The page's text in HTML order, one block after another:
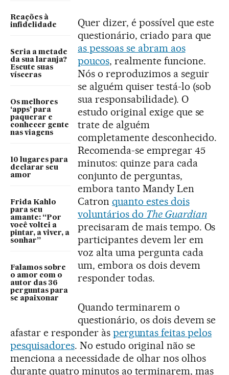
Reações à
infidelidade
Seria a metade
da sua laranja?
Escute suas
vísceras
Os melhores
‘apps’ para
paquerar e
conhecer gente
nas viagens
10 lugares para
declarar seu
amor
Frida Kahlo
para seu
amante: “Por
você voltei a
pintar, a viver, a
sonhar”
Falamos sobre
o amor com o
autor das 36
perguntas para
se apaixonar
Quer dizer, é possível que este
questionário, criado para que
as pessoas se abram aos
poucos, realmente funcione.
Nós o reproduzimos a seguir
se alguém quiser testá-lo (sob
sua responsabilidade). O
estudo original exige que se
trate de alguém
completamente desconhecido.
Recomenda-se empregar 45
minutos: quinze para cada
conjunto de perguntas,
embora tanto Mandy Len
Catron quanto estes dois
voluntários do The Guardian
precisaram de mais tempo. Os
participantes devem ler em
voz alta uma pergunta cada
um, embora os dois devem
responder todas.
Quando terminarem o
questionário, os dois devem se
afastar e responder às perguntas feitas pelos
pesquisadores. No estudo original não se
menciona a necessidade de olhar nos olhos
durante quatro minutos ao terminarem, mas